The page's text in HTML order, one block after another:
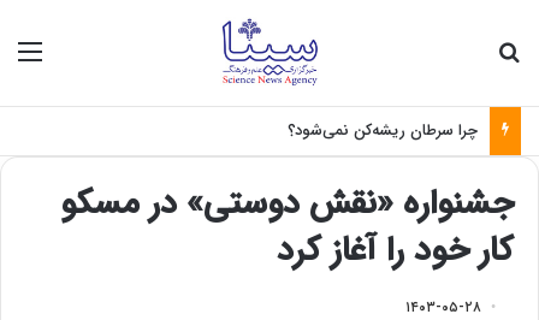
چرا سرطان ریشه‌کن نمی‌شود؟
جشنواره «نقش دوستی» در مسکو
کار خود را آغاز کرد
۱۴۰۳-۰۵-۲۸